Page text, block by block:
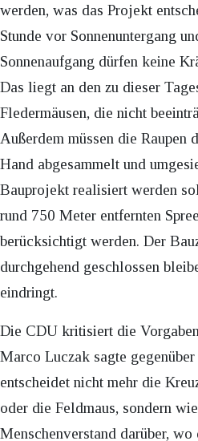
werden, was das Projekt
Stunde vor Sonnenuntergang
Sonnenaufgang dürfen keine
Das liegt an den zu dieser
Fledermäusen, die nicht
Außerdem müssen die Raupen
Hand abgesammelt und
Bauprojekt realisiert werden
rund 750 Meter entfernten
berücksichtigt werden. Der
durchgehend geschlossen
eindringt.
Die CDU kritisiert die
Marco Luczak sagte
entscheidet nicht mehr die
oder die Feldmaus, sondern
Menschenverstand darüber,